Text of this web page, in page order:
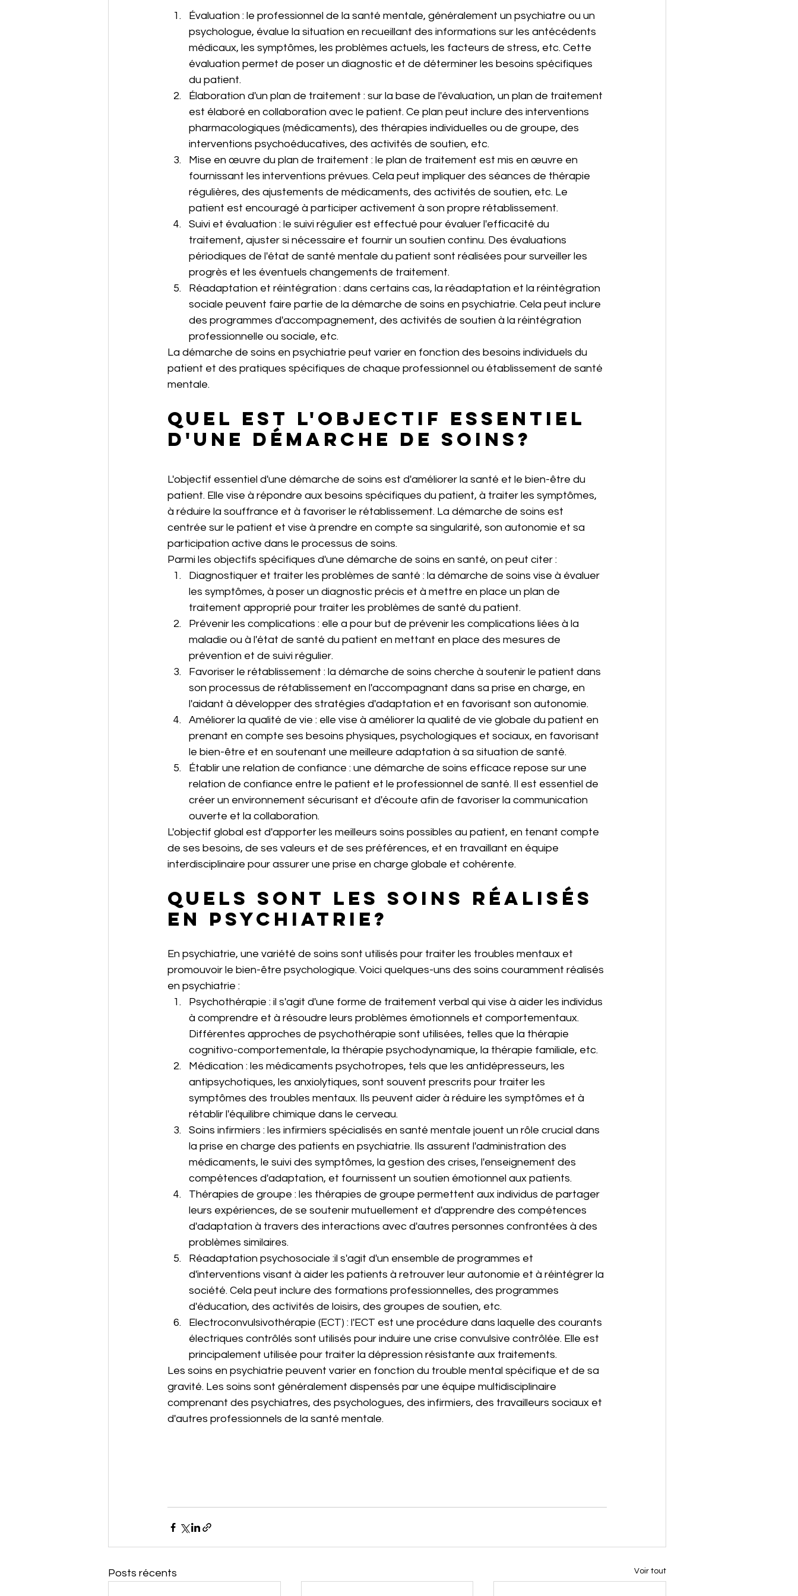
Évaluation : le professionnel de la santé mentale, généralement un psychiatre ou un
psychologue, évalue la situation en recueillant des informations sur les antécédents
médicaux, les symptômes, les problèmes actuels, les facteurs de stress, etc. Cette
évaluation permet de poser un diagnostic et de déterminer les besoins spécifiques
du patient.
Élaboration d'un plan de traitement : sur la base de l'évaluation, un plan de traitement
est élaboré en collaboration avec le patient. Ce plan peut inclure des interventions
pharmacologiques (médicaments), des thérapies individuelles ou de groupe, des
interventions psychoéducatives, des activités de soutien, etc.
Mise en œuvre du plan de traitement : le plan de traitement est mis en œuvre en
fournissant les interventions prévues. Cela peut impliquer des séances de thérapie
régulières, des ajustements de médicaments, des activités de soutien, etc. Le
patient est encouragé à participer activement à son propre rétablissement.
Suivi et évaluation : le suivi régulier est effectué pour évaluer l'efficacité du
traitement, ajuster si nécessaire et fournir un soutien continu. Des évaluations
périodiques de l'état de santé mentale du patient sont réalisées pour surveiller les
progrès et les éventuels changements de traitement.
Réadaptation et réintégration : dans certains cas, la réadaptation et la réintégration
sociale peuvent faire partie de la démarche de soins en psychiatrie. Cela peut inclure
des programmes d'accompagnement, des activités de soutien à la réintégration
professionnelle ou sociale, etc.
La démarche de soins en psychiatrie peut varier en fonction des besoins individuels du
patient et des pratiques spécifiques de chaque professionnel ou établissement de santé
mentale.
Quel est l'objectif essentiel
d'une démarche de soins?
L'objectif essentiel d'une démarche de soins est d'améliorer la santé et le bien-être du
patient. Elle vise à répondre aux besoins spécifiques du patient, à traiter les symptômes,
à réduire la souffrance et à favoriser le rétablissement. La démarche de soins est
centrée sur le patient et vise à prendre en compte sa singularité, son autonomie et sa
participation active dans le processus de soins.
Parmi les objectifs spécifiques d'une démarche de soins en santé, on peut citer :
Diagnostiquer et traiter les problèmes de santé : la démarche de soins vise à évaluer
les symptômes, à poser un diagnostic précis et à mettre en place un plan de
traitement approprié pour traiter les problèmes de santé du patient.
Prévenir les complications : elle a pour but de prévenir les complications liées à la
maladie ou à l'état de santé du patient en mettant en place des mesures de
prévention et de suivi régulier.
Favoriser le rétablissement : la démarche de soins cherche à soutenir le patient dans
son processus de rétablissement en l'accompagnant dans sa prise en charge, en
l'aidant à développer des stratégies d'adaptation et en favorisant son autonomie.
Améliorer la qualité de vie : elle vise à améliorer la qualité de vie globale du patient en
prenant en compte ses besoins physiques, psychologiques et sociaux, en favorisant
le bien-être et en soutenant une meilleure adaptation à sa situation de santé.
Établir une relation de confiance : une démarche de soins efficace repose sur une
relation de confiance entre le patient et le professionnel de santé. Il est essentiel de
créer un environnement sécurisant et d'écoute afin de favoriser la communication
ouverte et la collaboration.
L'objectif global est d'apporter les meilleurs soins possibles au patient, en tenant compte
de ses besoins, de ses valeurs et de ses préférences, et en travaillant en équipe
interdisciplinaire pour assurer une prise en charge globale et cohérente.
Quels sont les soins réalisés
en psychiatrie?
En psychiatrie, une variété de soins sont utilisés pour traiter les troubles mentaux et
promouvoir le bien-être psychologique. Voici quelques-uns des soins couramment réalisés
en psychiatrie :
Psychothérapie : il s'agit d'une forme de traitement verbal qui vise à aider les individus
à comprendre et à résoudre leurs problèmes émotionnels et comportementaux.
Différentes approches de psychothérapie sont utilisées, telles que la thérapie
cognitivo-comportementale, la thérapie psychodynamique, la thérapie familiale, etc.
Médication : les médicaments psychotropes, tels que les antidépresseurs, les
antipsychotiques, les anxiolytiques, sont souvent prescrits pour traiter les
symptômes des troubles mentaux. Ils peuvent aider à réduire les symptômes et à
rétablir l'équilibre chimique dans le cerveau.
Soins infirmiers : les infirmiers spécialisés en santé mentale jouent un rôle crucial dans
la prise en charge des patients en psychiatrie. Ils assurent l'administration des
médicaments, le suivi des symptômes, la gestion des crises, l'enseignement des
compétences d'adaptation, et fournissent un soutien émotionnel aux patients.
Thérapies de groupe : les thérapies de groupe permettent aux individus de partager
leurs expériences, de se soutenir mutuellement et d'apprendre des compétences
d'adaptation à travers des interactions avec d'autres personnes confrontées à des
problèmes similaires.
Réadaptation psychosociale :il s'agit d'un ensemble de programmes et
d'interventions visant à aider les patients à retrouver leur autonomie et à réintégrer la
société. Cela peut inclure des formations professionnelles, des programmes
d'éducation, des activités de loisirs, des groupes de soutien, etc.
Electroconvulsivothérapie (ECT) : l'ECT est une procédure dans laquelle des courants
électriques contrôlés sont utilisés pour induire une crise convulsive contrôlée. Elle est
principalement utilisée pour traiter la dépression résistante aux traitements.
Les soins en psychiatrie peuvent varier en fonction du trouble mental spécifique et de sa
gravité. Les soins sont généralement dispensés par une équipe multidisciplinaire
comprenant des psychiatres, des psychologues, des infirmiers, des travailleurs sociaux et
d'autres professionnels de la santé mentale.
Posts récents Voir tout